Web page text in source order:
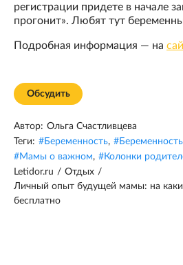
регистрации придете в начале
прогонит». Любят тут
Подробная информация — на
Обсудить
Автор: Ольга Счастливцева
Теги: #Беременность, #
#Мамы о важном, #Колонки
Letidor.ru / Отдых /
Личный опыт будущей мамы: на
бесплатно